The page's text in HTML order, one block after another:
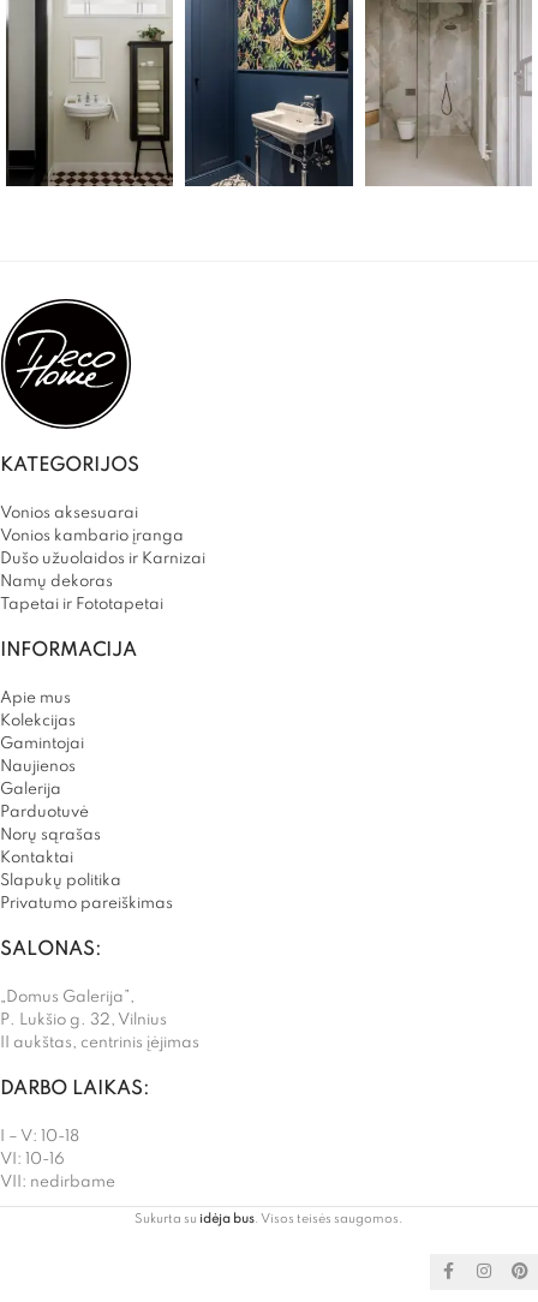
KATEGORIJOS
Vonios aksesuarai
Vonios kambario įranga
Dušo užuolaidos ir Karnizai
Namų dekoras
Tapetai ir Fototapetai
INFORMACIJA
Apie mus
Kolekcijas
Gamintojai
Naujienos
Galerija
Parduotuvė
Norų sąrašas
Kontaktai
Slapukų politika
Privatumo pareiškimas
SALONAS:
„Domus Galerija”,
P. Lukšio g. 32, Vilnius
II aukštas, centrinis įėjimas
DARBO LAIKAS:
I – V: 10-18
VI: 10-16
VII: nedirbame
Sukurta su idėja bus. Visos teisės saugomos.